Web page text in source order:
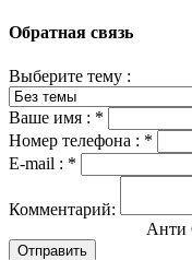
Обратная связь
Выберите тему :
Ваше имя : *
Номер телефона : *
E-mail : *
Комментарий:
Отправить